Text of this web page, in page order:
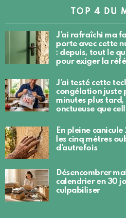
TOP 4 DU
J’ai rafraîchi ma
porte avec cette
: depuis, tout le
pour exiger la
J’ai testé cette
congélation juste
minutes plus
onctueuse que
En pleine
les cinq mètres
d’autrefois
Désencombrer
calendrier en 30
culpabiliser